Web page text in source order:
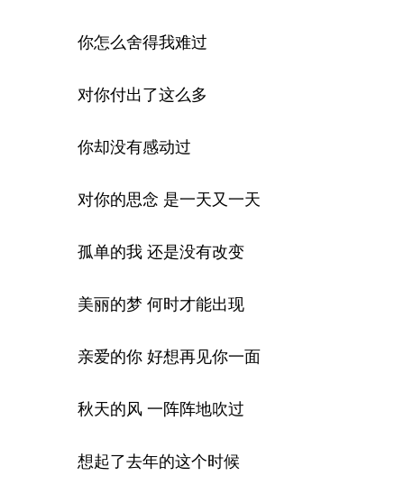
你怎么舍得我难过
对你付出了这么多
你却没有感动过
对你的思念 是一天又一天
孤单的我 还是没有改变
美丽的梦 何时才能出现
亲爱的你 好想再见你一面
秋天的风 一阵阵地吹过
想起了去年的这个时候